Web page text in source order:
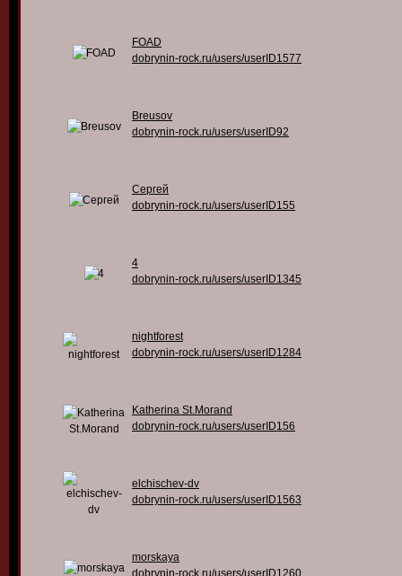
FOAD
dobrynin-rock.ru/users/userID1577
Breusov
dobrynin-rock.ru/users/userID92
Сергей
dobrynin-rock.ru/users/userID155
4
dobrynin-rock.ru/users/userID1345
nightforest
dobrynin-rock.ru/users/userID1284
Katherina St.Morand
dobrynin-rock.ru/users/userID156
elchischev-dv
dobrynin-rock.ru/users/userID1563
morskaya
dobrynin-rock.ru/users/userID1260